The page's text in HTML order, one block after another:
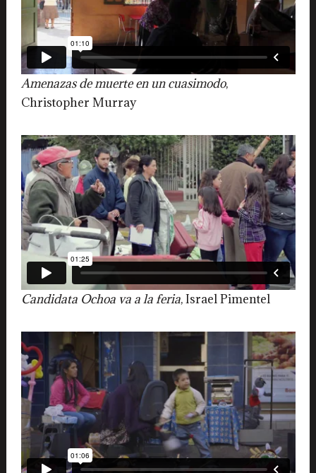
Amenazas de muerte en un cuasimodo,
Christopher Murray
Candidata Ochoa va a la feria, Israel Pimentel